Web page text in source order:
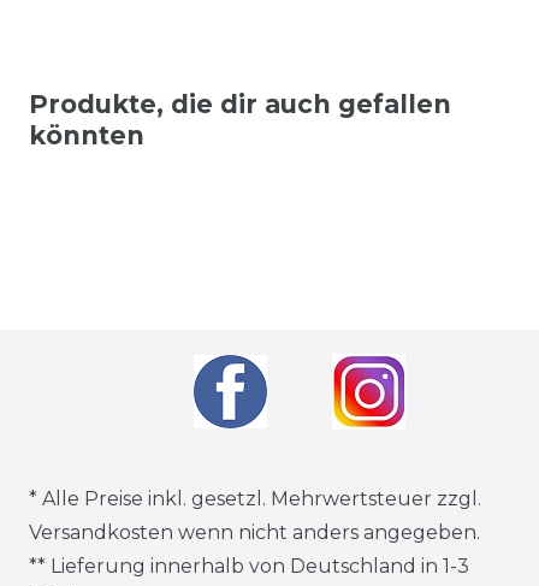
Produkte, die dir auch gefallen
könnten
* Alle Preise inkl. gesetzl. Mehrwertsteuer zzgl.
Versandkosten wenn nicht anders angegeben.
** Lieferung innerhalb von Deutschland in 1-3